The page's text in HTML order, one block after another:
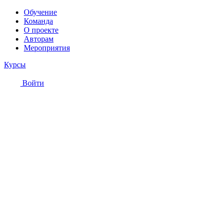
Обучение
Команда
О проекте
Авторам
Мероприятия
Курсы
Войти